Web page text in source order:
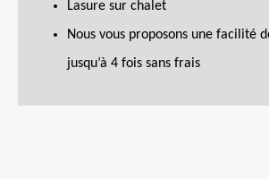
Lasure sur chalet
Nous vous proposons une facilité
jusqu’à 4 fois sans frais